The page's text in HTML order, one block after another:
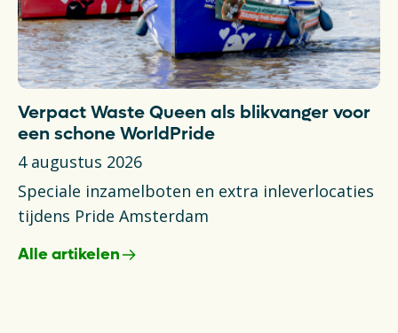
Verpact Waste Queen als blikvanger voor
een schone WorldPride
4 augustus 2026
Speciale inzamelboten en extra inleverlocaties
tijdens Pride Amsterdam
Alle artikelen